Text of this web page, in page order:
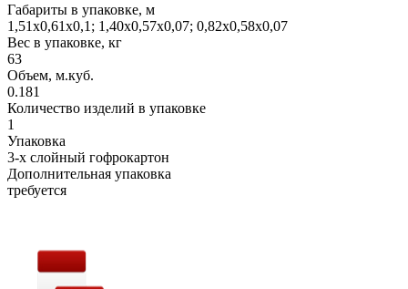
Габариты в упаковке, м
1,51х0,61х0,1; 1,40х0,57х0,07; 0,82х0,58х0,07
Вес в упаковке, кг
63
Объем, м.куб.
0.181
Количество изделий в упаковке
1
Упаковка
3-х слойный гофрокартон
Дополнительная упаковка
требуется